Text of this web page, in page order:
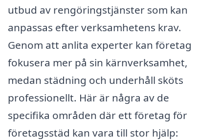
utbud av rengöringstjänster som kan
anpassas efter verksamhetens krav.
Genom att anlita experter kan företag
fokusera mer på sin kärnverksamhet,
medan städning och underhåll sköts
professionellt. Här är några av de
specifika områden där ett företag för
företagsstäd kan vara till stor hjälp: